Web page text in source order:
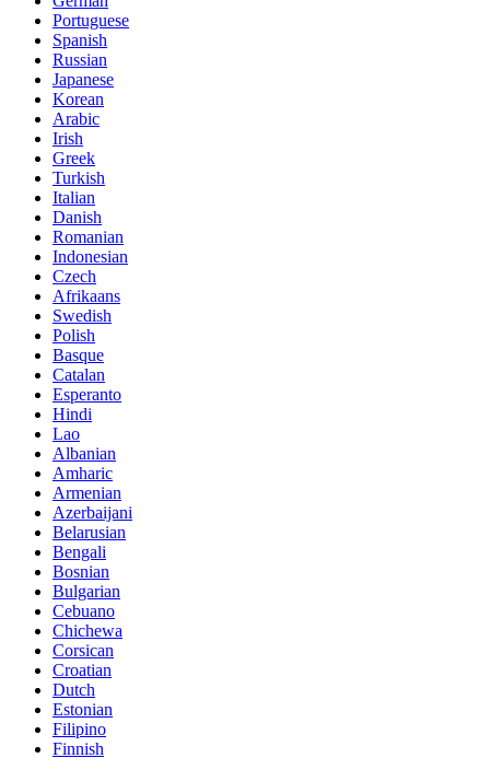
Portuguese
Spanish
Russian
Japanese
Korean
Arabic
Irish
Greek
Turkish
Italian
Danish
Romanian
Indonesian
Czech
Afrikaans
Swedish
Polish
Basque
Catalan
Esperanto
Hindi
Lao
Albanian
Amharic
Armenian
Azerbaijani
Belarusian
Bengali
Bosnian
Bulgarian
Cebuano
Chichewa
Corsican
Croatian
Dutch
Estonian
Filipino
Finnish